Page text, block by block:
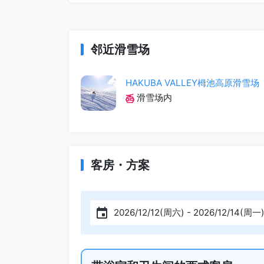
邻近滑雪场
HAKUBA VALLEY栂池高原滑雪场
滑雪场内
客房・方案
2026/12/12(周六) - 2026/12/14(周一)